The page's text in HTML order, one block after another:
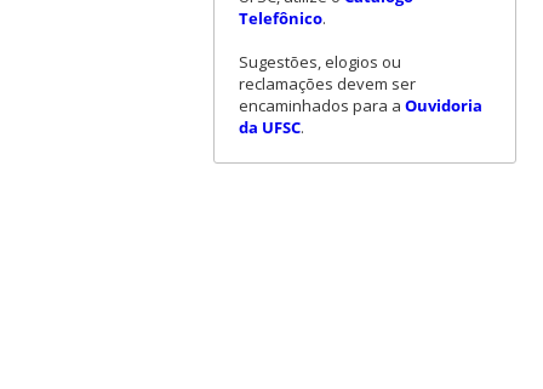
Telefônico.
Sugestões, elogios ou
reclamações devem ser
encaminhados para a Ouvidoria
da UFSC.